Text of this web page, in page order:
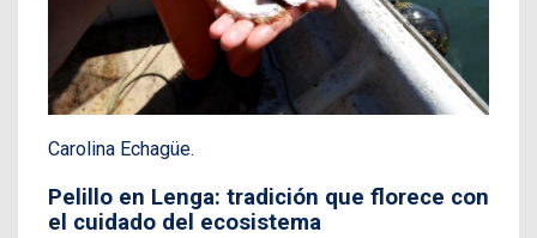
Carolina Echagüe.
Pelillo en Lenga: tradición que florece con
el cuidado del ecosistema